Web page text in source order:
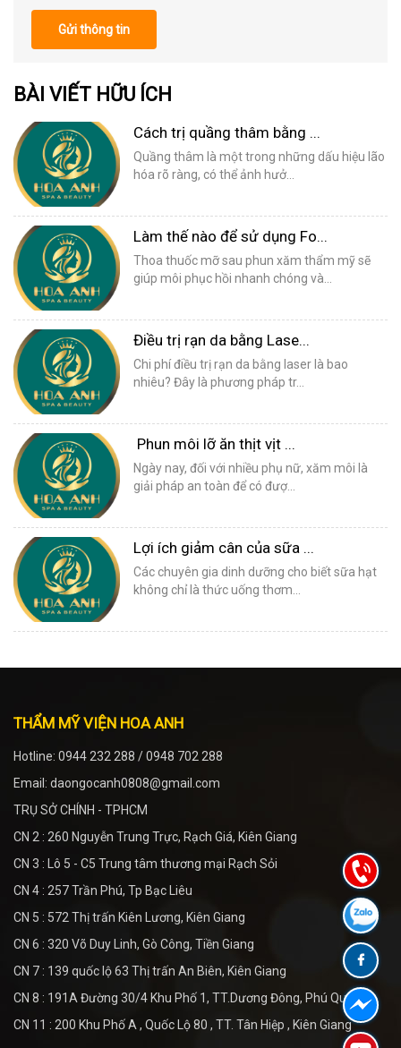
Gửi thông tin
BÀI VIẾT HỮU ÍCH
Cách trị quầng thâm bằng ...
Quầng thâm là một trong những dấu hiệu lão
hóa rõ ràng, có thể ảnh hưở...
Làm thế nào để sử dụng Fo...
Thoa thuốc mỡ sau phun xăm thẩm mỹ sẽ
giúp môi phục hồi nhanh chóng và...
Điều trị rạn da bằng Lase...
Chi phí điều trị rạn da bằng laser là bao
nhiêu? Đây là phương pháp tr...
Phun môi lỡ ăn thịt vịt ...
Ngày nay, đối với nhiều phụ nữ, xăm môi là
giải pháp an toàn để có đượ...
Lợi ích giảm cân của sữa ...
Các chuyên gia dinh dưỡng cho biết sữa hạt
không chỉ là thức uống thơm...
THẨM MỸ VIỆN HOA ANH
Hotline: 0944 232 288 / 0948 702 288
Email: daongocanh0808@gmail.com
TRỤ SỞ CHÍNH - TPHCM
CN 2 : 260 Nguyễn Trung Trực, Rạch Giá, Kiên Giang
CN 3 : Lô 5 - C5 Trung tâm thương mại Rạch Sỏi
CN 4 : 257 Trần Phú, Tp Bạc Liêu
CN 5 : 572 Thị trấn Kiên Lương, Kiên Giang
CN 6 : 320 Võ Duy Linh, Gò Công, Tiền Giang
CN 7 : 139 quốc lộ 63 Thị trấn An Biên, Kiên Giang
CN 8 : 191A Đường 30/4 Khu Phố 1, TT.Dương Đông, Phú Quốc
CN 11 : 200 Khu Phố A , Quốc Lộ 80 , TT. Tân Hiệp , Kiên Giang